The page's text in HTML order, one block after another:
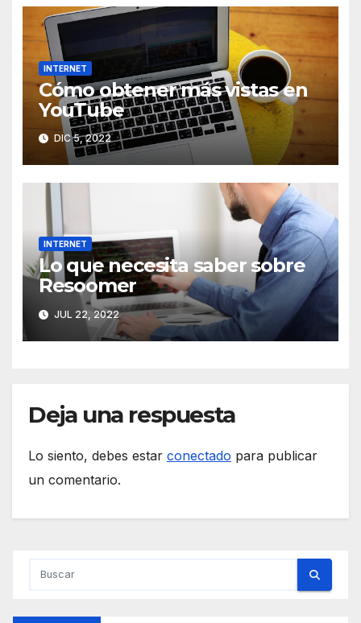
INTERNET
Cómo obtener más vistas en
YouTube
DIC 5, 2022
INTERNET
Lo que necesita saber sobre
Resoomer
JUL 22, 2022
Deja una respuesta
Lo siento, debes estar conectado para publicar
un comentario.